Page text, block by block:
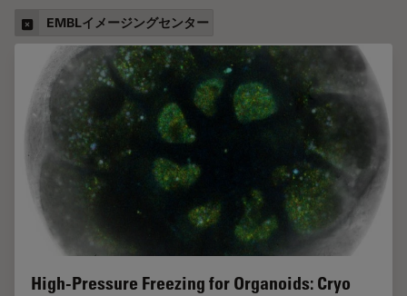
EMBLイメージングセンター
High-Pressure Freezing for Organoids: Cryo